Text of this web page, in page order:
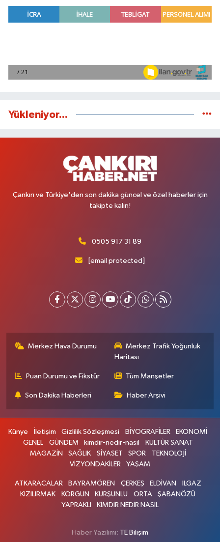
Yükleniyor...
Çankırı ve Türkiye'den son dakika güncel ve özel haberler için
takipte kalın!
0505 917 31 89
[email protected]
Merkez Hava Durumu
Merkez Trafik Yoğunluk
Haritası
Puan Durumu ve Fikstür Tüm Manşetler
Son Dakika Haberleri Haber Arşivi
Künye İletişim Gizlilik Sözleşmesi BİYOGRAFİLER
EKONOMİ
GENEL
GÜNDEM kimdir-nedir-nasil
KÜLTÜR SANAT
MAGAZİN
SAĞLIK SİYASET SPOR
TEKNOLOJİ
VİZYONDAKİLER
YAŞAM
ATKARACALAR BAYRAMÖREN ÇERKEŞ ELDİVAN
ILGAZ
KIZILIRMAK
KORGUN KURŞUNLU ORTA
ŞABANÖZÜ
YAPRAKLI
KİMDİR NEDİR NASIL
Haber Yazılımı: TE Bilişim